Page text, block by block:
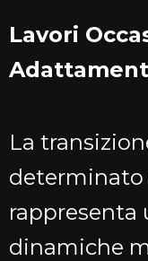
Lavori
La
determinato
rappresenta
dinamiche